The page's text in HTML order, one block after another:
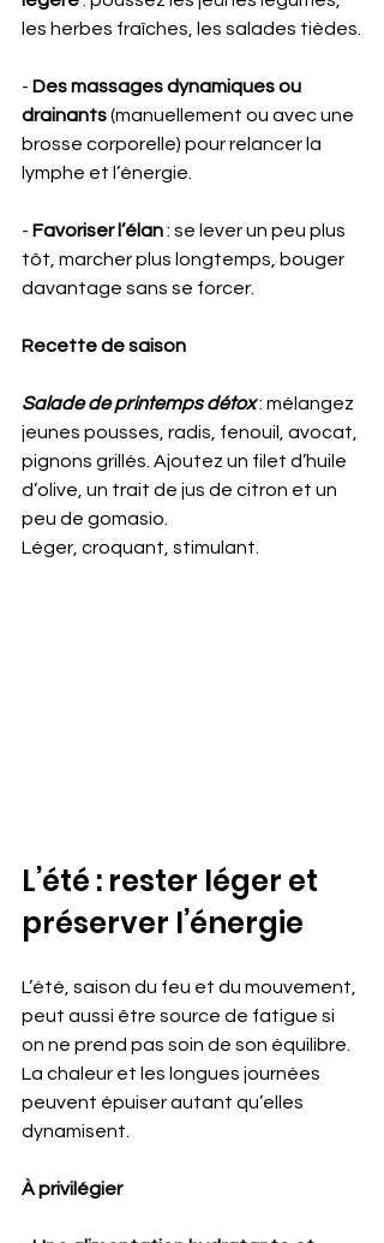
les herbes fraîches, les salades tièdes.
- Des massages dynamiques ou
drainants (manuellement ou avec une
brosse corporelle) pour relancer la
lymphe et l’énergie.
- Favoriser l’élan : se lever un peu plus
tôt, marcher plus longtemps, bouger
davantage sans se forcer.
Recette de saison
Salade de printemps détox : mélangez
jeunes pousses, radis, fenouil, avocat,
pignons grillés. Ajoutez un filet d’huile
d’olive, un trait de jus de citron et un
peu de gomasio.
Léger, croquant, stimulant.
L’été : rester léger et
préserver l’énergie
L’été, saison du feu et du mouvement,
peut aussi être source de fatigue si
on ne prend pas soin de son équilibre.
La chaleur et les longues journées
peuvent épuiser autant qu’elles
dynamisent.
À privilégier